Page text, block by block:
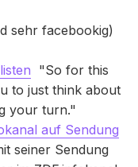
sehr facebookig)
"So for this
to just think about
your turn."
auf Sendung
seiner Sendung